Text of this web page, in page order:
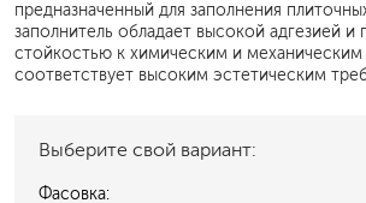
предназначенный для заполнения
заполнитель обладает высокой адгезией и
стойкостью к химическим и механическим
соответствует высоким эстетическим
Выберите свой вариант:
Фасовка: